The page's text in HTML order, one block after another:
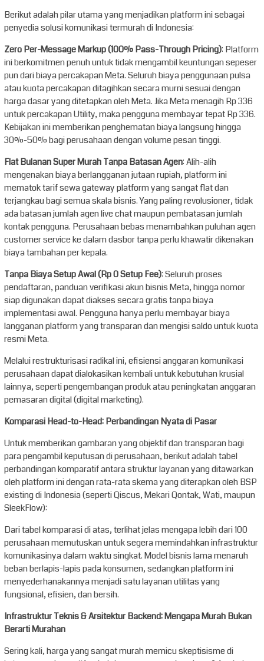
Berikut adalah pilar utama yang menjadikan platform ini sebagai
penyedia solusi komunikasi termurah di Indonesia:
Zero Per-Message Markup (100% Pass-Through Pricing): Platform
ini berkomitmen penuh untuk tidak mengambil keuntungan sepeser
pun dari biaya percakapan Meta. Seluruh biaya penggunaan pulsa
atau kuota percakapan ditagihkan secara murni sesuai dengan
harga dasar yang ditetapkan oleh Meta. Jika Meta menagih Rp 336
untuk percakapan Utility, maka pengguna membayar tepat Rp 336.
Kebijakan ini memberikan penghematan biaya langsung hingga
30%-50% bagi perusahaan dengan volume pesan tinggi.
Flat Bulanan Super Murah Tanpa Batasan Agen: Alih-alih
mengenakan biaya berlangganan jutaan rupiah, platform ini
mematok tarif sewa gateway platform yang sangat flat dan
terjangkau bagi semua skala bisnis. Yang paling revolusioner, tidak
ada batasan jumlah agen live chat maupun pembatasan jumlah
kontak pengguna. Perusahaan bebas menambahkan puluhan agen
customer service ke dalam dasbor tanpa perlu khawatir dikenakan
biaya tambahan per kepala.
Tanpa Biaya Setup Awal (Rp 0 Setup Fee): Seluruh proses
pendaftaran, panduan verifikasi akun bisnis Meta, hingga nomor
siap digunakan dapat diakses secara gratis tanpa biaya
implementasi awal. Pengguna hanya perlu membayar biaya
langganan platform yang transparan dan mengisi saldo untuk kuota
resmi Meta.
Melalui restrukturisasi radikal ini, efisiensi anggaran komunikasi
perusahaan dapat dialokasikan kembali untuk kebutuhan krusial
lainnya, seperti pengembangan produk atau peningkatan anggaran
pemasaran digital (digital marketing).
Komparasi Head-to-Head: Perbandingan Nyata di Pasar
Untuk memberikan gambaran yang objektif dan transparan bagi
para pengambil keputusan di perusahaan, berikut adalah tabel
perbandingan komparatif antara struktur layanan yang ditawarkan
oleh platform ini dengan rata-rata skema yang diterapkan oleh BSP
existing di Indonesia (seperti Qiscus, Mekari Qontak, Wati, maupun
SleekFlow):
Dari tabel komparasi di atas, terlihat jelas mengapa lebih dari 100
perusahaan memutuskan untuk segera memindahkan infrastruktur
komunikasinya dalam waktu singkat. Model bisnis lama menaruh
beban berlapis-lapis pada konsumen, sedangkan platform ini
menyederhanakannya menjadi satu layanan utilitas yang
fungsional, efisien, dan bersih.
Infrastruktur Teknis & Arsitektur Backend: Mengapa Murah Bukan
Berarti Murahan
Sering kali, harga yang sangat murah memicu skeptisisme di